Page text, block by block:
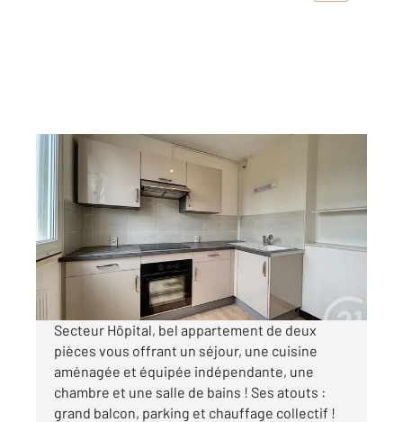
TROYES 10
43,60 m
, 2 pièces
Ref : 53361
Appartement F2 à louer
523,91 €
par mois charges comprises
Secteur Hôpital, bel appartement de deux
pièces vous offrant un séjour, une cuisine
aménagée et équipée indépendante, une
chambre et une salle de bains ! Ses atouts :
grand balcon, parking et chauffage collectif !